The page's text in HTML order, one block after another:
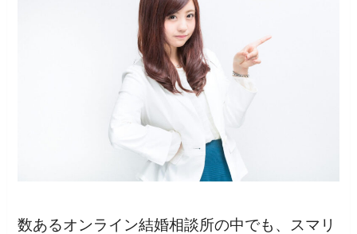
数あるオンライン結婚相談所の中でも、スマリ